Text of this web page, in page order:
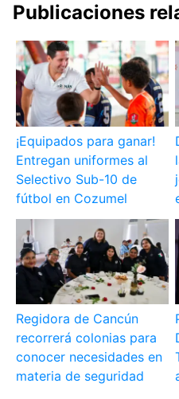
Publicaciones
¡Equipados para ganar!
Entregan uniformes al
Selectivo Sub-10 de
fútbol en Cozumel
Regidora de Cancún
recorrerá colonias para
conocer necesidades en
materia de seguridad